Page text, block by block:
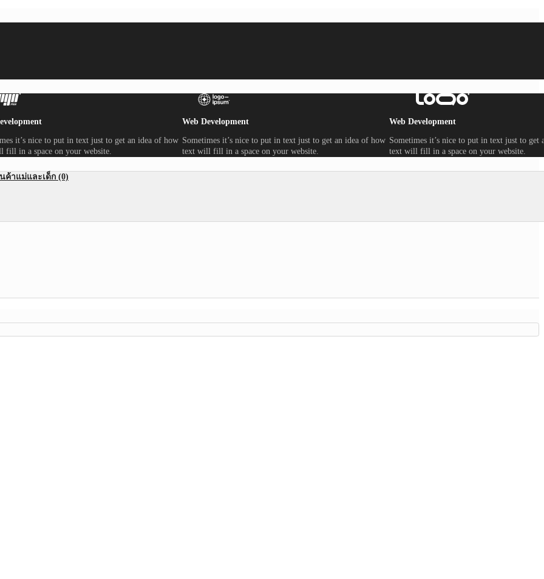
it’s nice to put in text just to get an idea of how
fill in a space on your website.
Web Development
Sometimes it’s nice to put in text just to get an idea of how
text will fill in a space on your website.
Web Development
Sometimes it’s nice to put in text just to get
text will fill in a space on your website.
ค้าแม่และเด็ก (0)